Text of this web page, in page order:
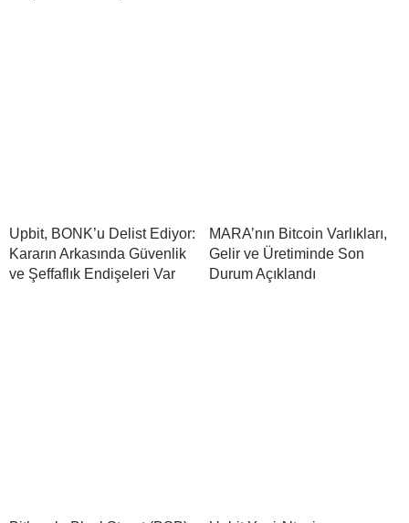
Upbit, BONK’u Delist Ediyor:
Kararın Arkasında Güvenlik
ve Şeffaflık Endişeleri Var
MARA’nın Bitcoin Varlıkları,
Gelir ve Üretiminde Son
Durum Açıklandı